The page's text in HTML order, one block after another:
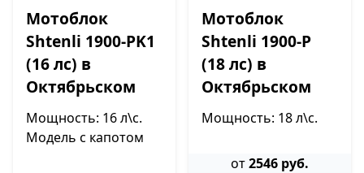
Мотоблок
Shtenli 1900-PK1
(16 лс) в
Октябрьском
Мощность: 16 л\с.
Модель с капотом
Мотоблок
Shtenli 1900-P
(18 лс) в
Октябрьском
Мощность: 18 л\с.
от2546 руб.